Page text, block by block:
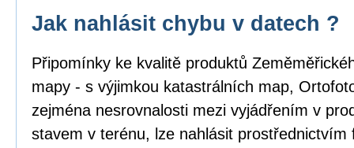
Jak nahlásit chybu v datech ?
Připomínky ke kvalitě produktů
mapy - s výjimkou katastrálních map,
zejména nesrovnalosti mezi vyjádřením v
stavem v terénu, lze nahlásit